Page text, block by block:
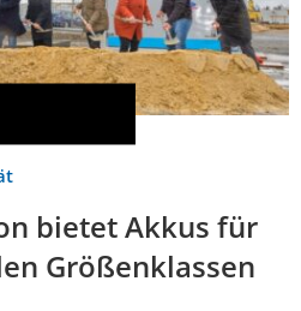
bietet Akkus für
Größenklassen